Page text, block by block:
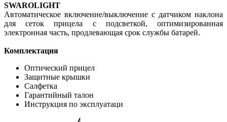
SWAROLIGHT
Автоматическое включение/выключение с датчиком наклона
для сеток прицела с подсветкой, оптимизированная
электронная часть, продлевающая срок службы батарей.
Комплектация
Оптический прицел
Защитные крышки
Салфетка
Гарантийный талон
Инструкция по эксплуатаци